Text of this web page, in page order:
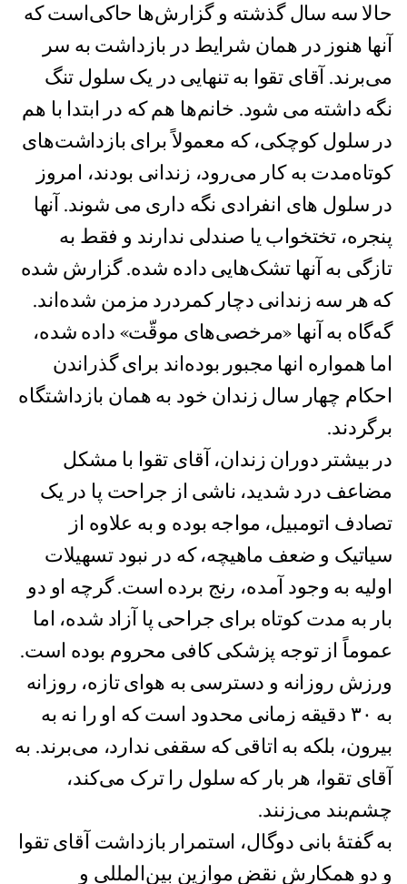
حالا سه سال گذشته و گزارش‌ها حاکی‌است که
آنها هنوز در همان شرایط در بازداشت به سر
می‌برند. آقای تقوا به تنهایی در یک سلول تنگ
نگه داشته مى شود. خانم‌ها هم كه در ابتدا با هم
در سلول کوچکى، که معمولاً برای بازداشت‌های
کوتاه‌مدت به کار می‌رود، زندانی بودند، امروز
در سلول هاى انفرادى نگه دارى مى شوند. آنها
پنجره، تختخواب یا صندلی ندارند و فقط به
تازگی به آنها تشک‌هایی داده شده. گزارش شده
که هر سه زندانی دچار کمردرد مزمن شده‌اند.
گه‌گاه به آنها «مرخصی‌های موقّت» داده شده،
اما همواره انها مجبور بوده‌‌اند برای گذراندن
احکام چهار سال زندان خود به همان بازداشتگاه
برگردند.
در بیشتر دوران زندان، آقای تقوا با مشکل
مضاعف درد شدید، ناشی از جراحت پا در یک
تصادف اتومبیل، مواجه بوده و به علاوه از
سیاتیک و ضعف ماهیچه، که در نبود تسهیلات
اوليه به وجود آمده، رنج برده است. گرچه او دو
بار به مدت کوتاه برای جراحی پا آزاد شده، اما
عموماً از توجه پزشکی کافی محروم بوده است.
ورزش روزانه و دسترسی به هوای تازه، روزانه
به ٣٠ دقیقه زمانی محدود است که او را نه به
بیرون، بلکه به اتاقی که سقفی ندارد، می‌برند. به
آقای تقوا، هر بار که سلول را ترک می‌کند،
چشم‌بند می‌زنند.
به گفتۀ بانی دوگال، استمرار بازداشت آقای تقوا
و دو همکارش نقض موازين بین‌المللی و